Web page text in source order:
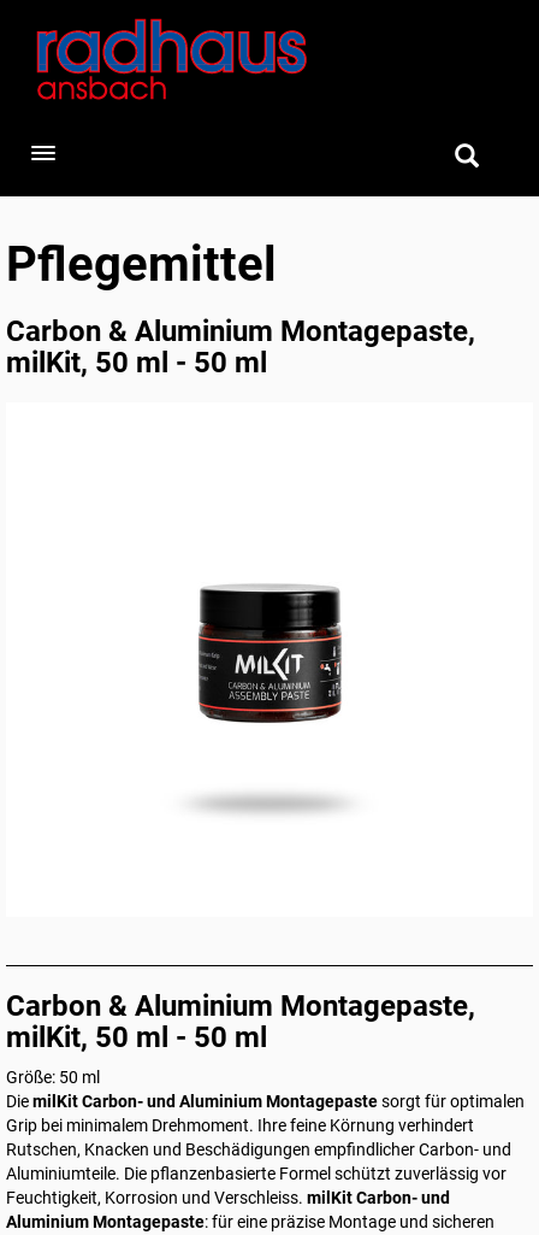
Toggle navigation
Pflegemittel
Carbon & Aluminium Montagepaste,
milKit, 50 ml - 50 ml
Carbon & Aluminium Montagepaste,
milKit, 50 ml - 50 ml
Größe: 50 ml
DiemilKit Carbon- und Aluminium Montagepastesorgt für optimalen
Grip bei minimalem Drehmoment. Ihre feine Körnung verhindert
Rutschen, Knacken und Beschädigungen empfindlicher Carbon- und
Aluminiumteile. Die pflanzenbasierte Formel schützt zuverlässig vor
Feuchtigkeit, Korrosion und Verschleiss. milKit Carbon- und
Aluminium Montagepaste: für eine präzise Montage und sicheren